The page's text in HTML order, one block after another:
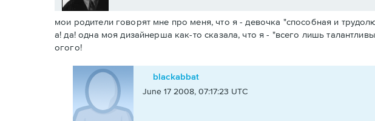
мои родители говорят мне про меня, что я - девочка "способная и
а! да! одна моя дизайнерша как-то сказала, что я - "всего лишь
огого!
blackabbat
June 17 2008, 07:17:23 UTC